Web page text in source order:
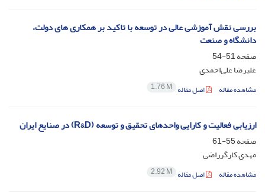
بررسی نقش آموزشی عالی در توسعه با تاکید بر همکاری های دولت،
دانشگاه و صنعت
صفحه51-54
علیرضا علی‌احمدی
مشاهده مقاله اصل مقاله 1.76 M
ارزیابی فعالیت و کارایی واحد‌های تحقیق و توسعه (R&D) در صنایع ایران
صفحه55-61
مهدی کارگرراضی
مشاهده مقاله اصل مقاله 2.92 M